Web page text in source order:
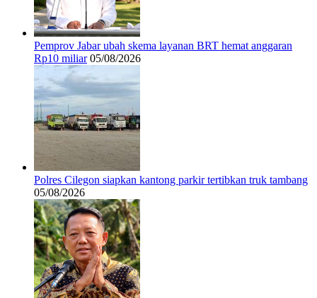
Pemprov Jabar ubah skema layanan BRT hemat anggaran
Rp10 miliar 05/08/2026
Polres Cilegon siapkan kantong parkir tertibkan truk tambang
05/08/2026